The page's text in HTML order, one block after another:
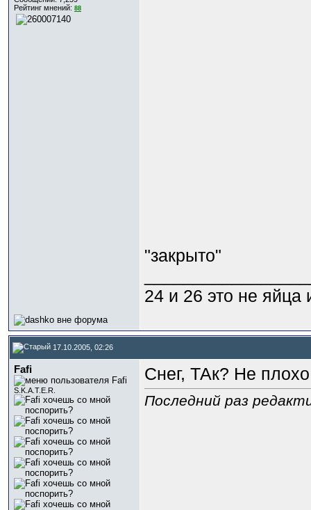
Рейтинг мнений: 88
"закрыто"
24 и 26 это не яйца
17.10.2005, 02:26
Fafi
S.K.A.T.E.R.
Снег, ТАк? Не плохо
Последний раз